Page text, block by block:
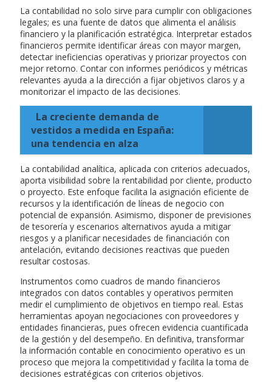
La contabilidad no solo sirve para cumplir con obligaciones
legales; es una fuente de datos que alimenta el análisis
financiero y la planificación estratégica. Interpretar estados
financieros permite identificar áreas con mayor margen,
detectar ineficiencias operativas y priorizar proyectos con
mejor retorno. Contar con informes periódicos y métricas
relevantes ayuda a la dirección a fijar objetivos claros y a
monitorizar el impacto de las decisiones.
La creciente demanda de
vestidos a medida en España:
una tendencia en alza
La contabilidad analítica, aplicada con criterios adecuados,
aporta visibilidad sobre la rentabilidad por cliente, producto
o proyecto. Este enfoque facilita la asignación eficiente de
recursos y la identificación de líneas de negocio con
potencial de expansión. Asimismo, disponer de previsiones
de tesorería y escenarios alternativos ayuda a mitigar
riesgos y a planificar necesidades de financiación con
antelación, evitando decisiones reactivas que pueden
resultar costosas.
Instrumentos como cuadros de mando financieros
integrados con datos contables y operativos permiten
medir el cumplimiento de objetivos en tiempo real. Estas
herramientas apoyan negociaciones con proveedores y
entidades financieras, pues ofrecen evidencia cuantificada
de la gestión y del desempeño. En definitiva, transformar
la información contable en conocimiento operativo es un
proceso que mejora la competitividad y facilita la toma de
decisiones estratégicas con criterios objetivos.